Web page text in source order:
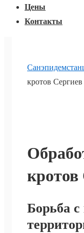
Цены
Контакты
кротов Сергиев
кротов
Борьба